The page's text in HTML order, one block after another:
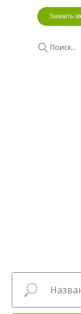
Заказать
Поиск...